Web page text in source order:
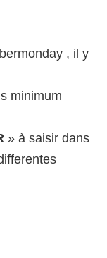
, il y
minimum
» à saisir dans